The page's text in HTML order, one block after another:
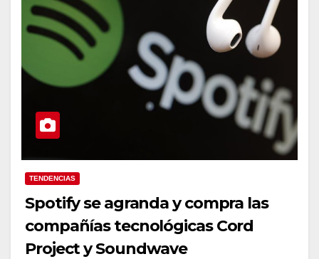
TENDENCIAS
Spotify se agranda y compra las
compañías tecnológicas Cord
Project y Soundwave